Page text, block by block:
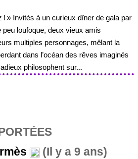
! » Invités à un curieux dîner de gala par
peu loufoque, deux vieux amis
multiples personnages, mêlant la
dans l’océan des rêves imaginés
philosophent sur...
(Il y a 9 ans)